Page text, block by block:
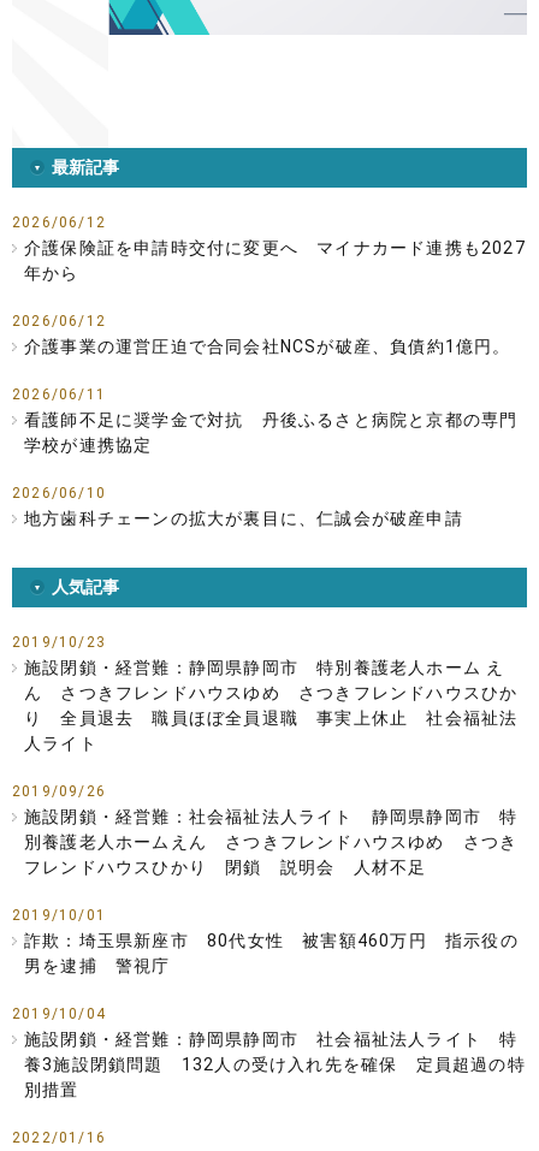
最新記事
2026/06/12
介護保険証を申請時交付に変更へ マイナカード連携も2027
年から
2026/06/12
介護事業の運営圧迫で合同会社NCSが破産、負債約1億円。
2026/06/11
看護師不足に奨学金で対抗 丹後ふるさと病院と京都の専門
学校が連携協定
2026/06/10
地方歯科チェーンの拡大が裏目に、仁誠会が破産申請
人気記事
2019/10/23
施設閉鎖・経営難：静岡県静岡市 特別養護老人ホーム え
ん さつきフレンドハウスゆめ さつきフレンドハウスひか
り 全員退去 職員ほぼ全員退職 事実上休止 社会福祉法
人ライト
2019/09/26
施設閉鎖・経営難：社会福祉法人ライト 静岡県静岡市 特
別養護老人ホームえん さつきフレンドハウスゆめ さつき
フレンドハウスひかり 閉鎖 説明会 人材不足
2019/10/01
詐欺：埼玉県新座市 80代女性 被害額460万円 指示役の
男を逮捕 警視庁
2019/10/04
施設閉鎖・経営難：静岡県静岡市 社会福祉法人ライト 特
養3施設閉鎖問題 132人の受け入れ先を確保 定員超過の特
別措置
2022/01/16